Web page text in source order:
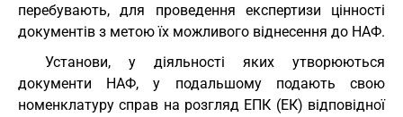
перебувають, для проведення експертизи цінності
документів з метою їх можливого віднесення до НАФ.
Установи, у діяльності яких утворюються
документи НАФ, у подальшому подають свою
номенклатуру справ на розгляд ЕПК (ЕК) відповідної